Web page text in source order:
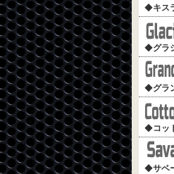
◆キス
◆グラ
◆グラ
◆コッ
◆サベ